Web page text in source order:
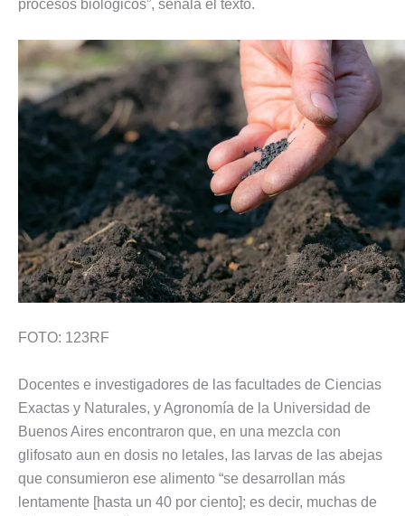
procesos biológicos”, señala el texto.
FOTO: 123RF
Docentes e investigadores de las facultades de Ciencias
Exactas y Naturales, y Agronomía de la Universidad de
Buenos Aires encontraron que, en una mezcla con
glifosato aun en dosis no letales, las larvas de las abejas
que consumieron ese alimento “se desarrollan más
lentamente [hasta un 40 por ciento]; es decir, muchas de